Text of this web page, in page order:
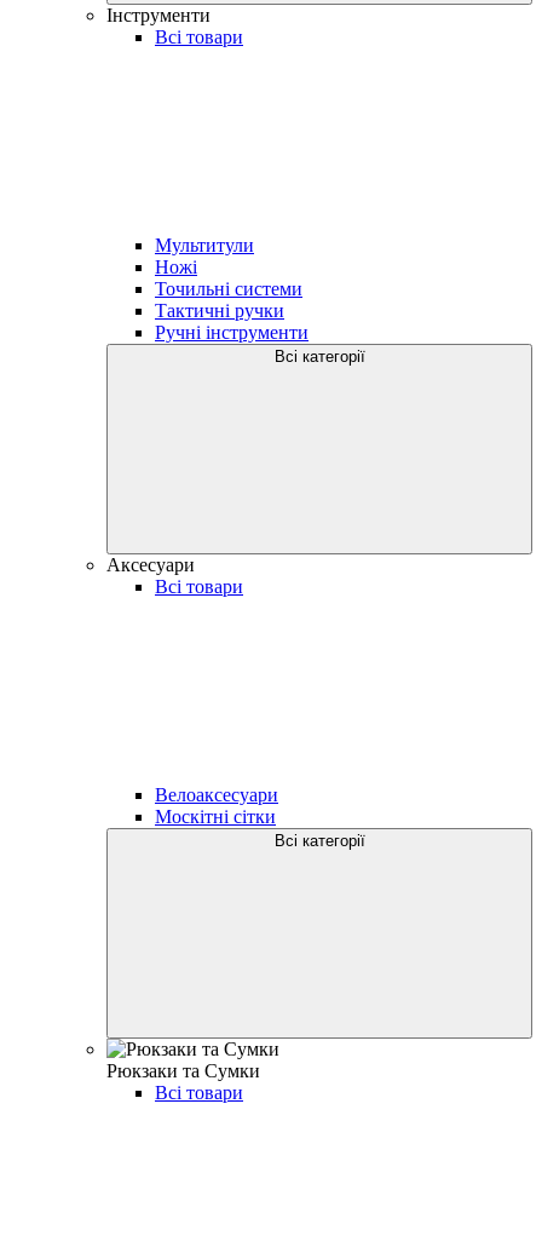
Інструменти
Всі товари
Мультитули
Ножі
Точильні системи
Тактичні ручки
Ручні інструменти
Всі категорії
Аксесуари
Всі товари
Велоаксесуари
Москітні сітки
Всі категорії
Рюкзаки та Сумки
Всі товари